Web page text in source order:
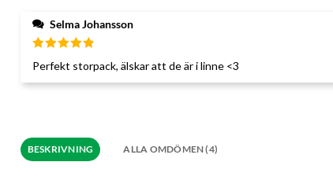
Selma Johansson
5av 5
Perfekt storpack, älskar att de är i linne <3
BESKRIVNING ALLA OMDÖMEN (4)